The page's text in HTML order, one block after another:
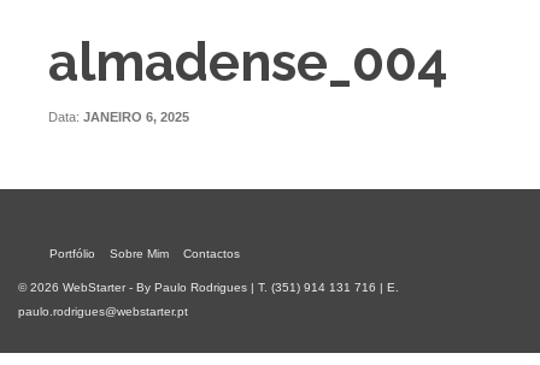
almadense_004
Data: JANEIRO 6, 2025
Portfólio Sobre Mim Contactos
© 2026 WebStarter - By Paulo Rodrigues | T. (351) 914 131 716 | E.
paulo.rodrigues@webstarter.pt